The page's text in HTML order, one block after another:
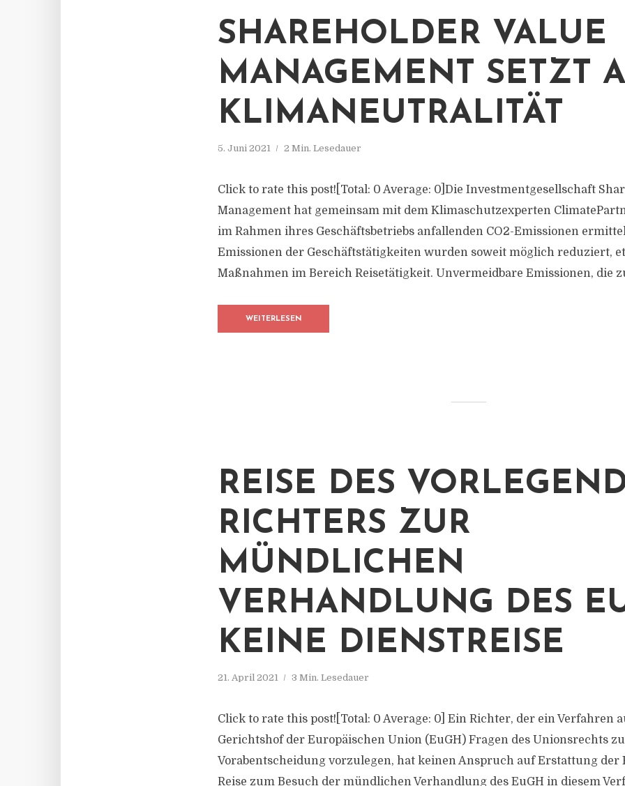
SHAREHOLDER VALUE
MANAGEMENT SETZT
KLIMANEUTRALITÄT
5. Juni 2021 2 Min. Lesedauer
Click to rate this post![Total: 0 Average: 0]Die Investmentgesellschaft
Management hat gemeinsam mit dem Klimaschutzexperten
im Rahmen ihres Geschäftsbetriebs anfallenden CO2-Emissionen
Emissionen der Geschäftstätigkeiten wurden soweit möglich reduziert,
Maßnahmen im Bereich Reisetätigkeit. Unvermeidbare Emissionen, die
WEITERLESEN
REISE DES
RICHTERS ZUR
MÜNDLICHEN
VERHANDLUNG DES
KEINE DIENSTREISE
21. April 2021 3 Min. Lesedauer
Click to rate this post![Total: 0 Average: 0] Ein Richter, der ein Verfahren
Gerichtshof der Europäischen Union (EuGH) Fragen des Unionsrechts
Vorabentscheidung vorzulegen, hat keinen Anspruch auf Erstattung der
Reise zum Besuch der mündlichen Verhandlung des EuGH in diesem